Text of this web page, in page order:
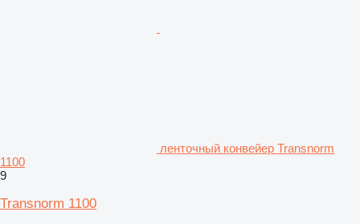
ленточный конвейер Transnorm
1100
9
Transnorm 1100